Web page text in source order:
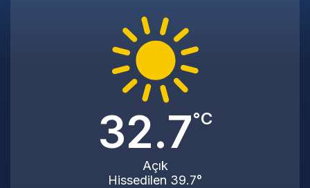
32.7°C
Açık
Hissedilen 39.7°